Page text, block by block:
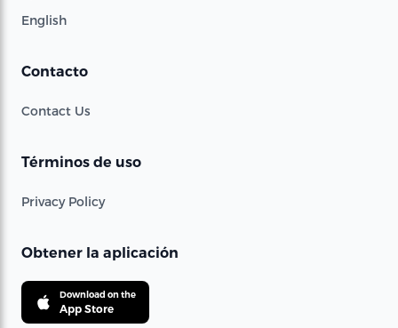
English
Contacto
Contact Us
Términos de uso
Privacy Policy
Obtener la aplicación
Download on the
App Store